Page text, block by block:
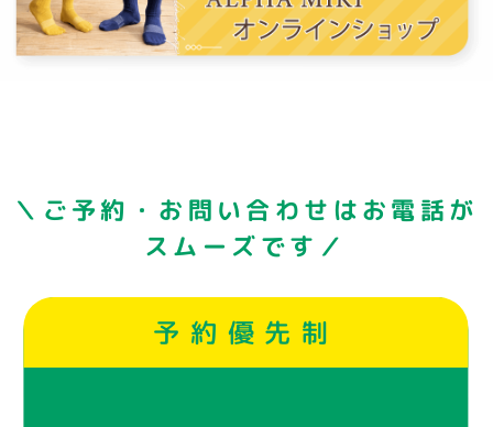
＼ご予約・お問い合わせはお電話が
スムーズです／
予約優先制